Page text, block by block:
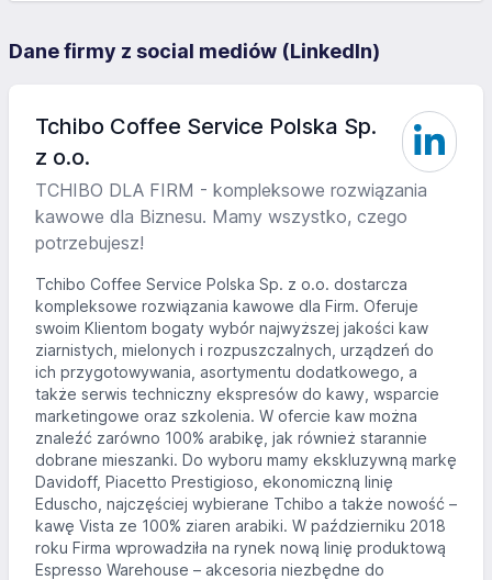
Dane firmy z social mediów (LinkedIn)
Tchibo Coffee Service Polska Sp.
z o.o.
TCHIBO DLA FIRM - kompleksowe rozwiązania
kawowe dla Biznesu. Mamy wszystko, czego
potrzebujesz!
Tchibo Coffee Service Polska Sp. z o.o. dostarcza
kompleksowe rozwiązania kawowe dla Firm. Oferuje
swoim Klientom bogaty wybór najwyższej jakości kaw
ziarnistych, mielonych i rozpuszczalnych, urządzeń do
ich przygotowywania, asortymentu dodatkowego, a
także serwis techniczny ekspresów do kawy, wsparcie
marketingowe oraz szkolenia. W ofercie kaw można
znaleźć zarówno 100% arabikę, jak również starannie
dobrane mieszanki. Do wyboru mamy ekskluzywną markę
Davidoff, Piacetto Prestigioso, ekonomiczną linię
Eduscho, najczęściej wybierane Tchibo a także nowość –
kawę Vista ze 100% ziaren arabiki. W październiku 2018
roku Firma wprowadziła na rynek nową linię produktową
Espresso Warehouse – akcesoria niezbędne do